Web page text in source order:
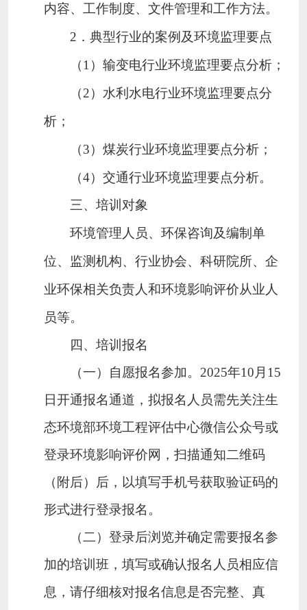
内容、工作制度、文件管理和工作方法。
2 ．典型行业的案例及环境监理要点
（1 ）输变电行业环境监理要点分析；
（2）水利水电行业环境监理要点分
析；
（3）煤炭行业环境监理要点分析；
（4）交通行业环境监理要点分析。
三、培训对象
环境管理人员、环保咨询及编制单
位、监测机构、行业协会、科研院所、企
业环保相关负责人和环境影响评价从业人
员等。
四、培训报名
（一）自愿报名参加。 2025年10 月 15
日开通报名通道，拟报名人员需先关注生
态环境部环境工程评估中心微信公众号或
登录环境影响评价网，扫描通知二维码
（附后）后，以填写手机号获取验证码的
形式进行登录报名。
（二）登录后浏览并确定需要报名参
加的培训班，填写或确认报名人员相应信
息，请仔细核对报名信息是否完整、真